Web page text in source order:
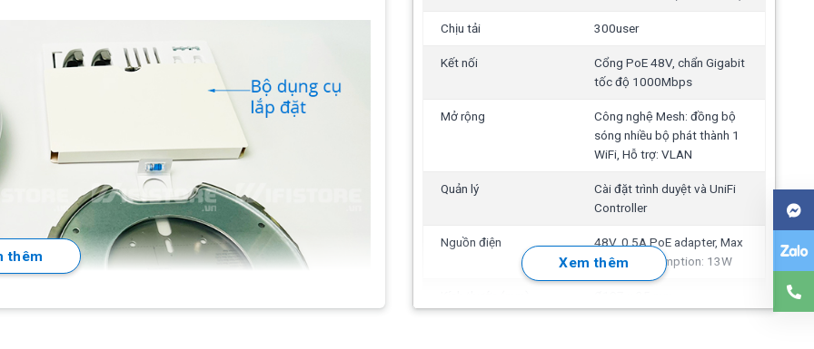
thêm
Chịu tải 300user
Kết nối
Cổng PoE 48V, chẩn Gigabit
tốc độ 1000Mbps
Mở rộng
Công nghệ Mesh: đồng bộ
sóng nhiều bộ phát thành 1
WiFi, Hỗ trợ: VLAN
Quản lý
Cài đặt trình duyệt và UniFi
Controller
Nguồn điện
48V, 0.5A PoE adapter, Max
power consumption: 13W
Xem thêm